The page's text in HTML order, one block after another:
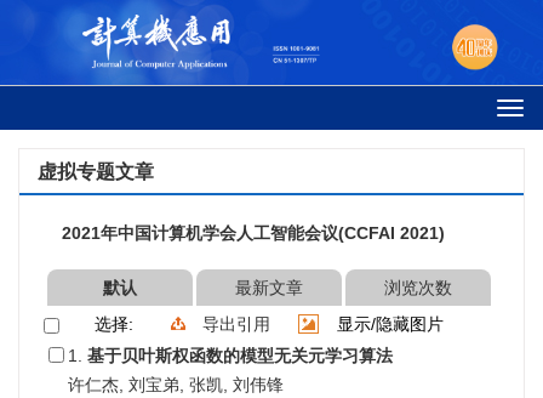
虚拟专题文章
2021年中国计算机学会人工智能会议(CCFAI 2021)
默认 最新文章
浏览次数
选择:
导出引用
显示/隐藏图片
1. 基于贝叶斯权函数的模型无关元学习算法
许仁杰, 刘宝弟, 张凯, 刘伟锋